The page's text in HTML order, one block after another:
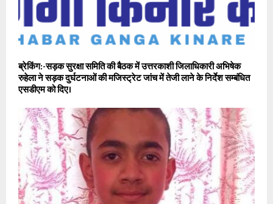
ब्रेकिंग:-सड़क सुरक्षा समिति की बैठक में उत्तरकाशी जिलाधिकारी अभिषेक
रुहेला ने सड़क दुर्घटनाओं की मजिस्ट्रेट जांच में तेजी लाने के निर्देश सम्बंधित
एसडीएम को दिए।